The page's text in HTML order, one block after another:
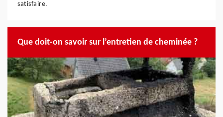
satisfaire.
Que doit-on savoir sur l’entretien de cheminée ?